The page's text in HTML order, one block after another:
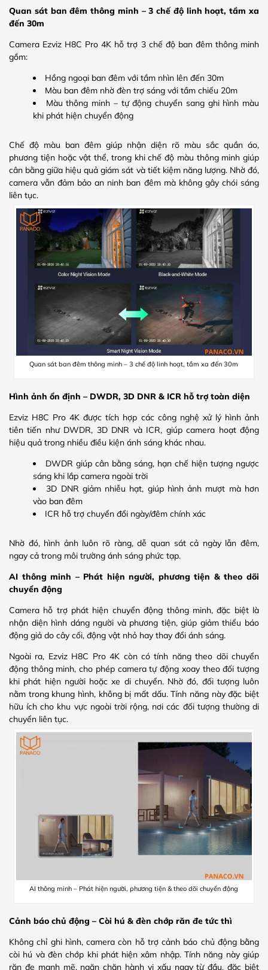
Quan sát ban đêm thông minh – 3 chế độ linh hoạt, tầm xa
đến 30m
Camera Ezviz H8C Pro 4K hỗ trợ 3 chế độ ban đêm thông minh
gồm:
Hồng ngoại ban đêm với tầm nhìn lên đến 30m
Màu ban đêm nhờ đèn trợ sáng với tầm chiếu 20m
Màu thông minh – tự động chuyển sang ghi hình màu
khi phát hiện chuyển động
Chế độ màu ban đêm giúp nhận diện rõ màu sắc quần áo,
phương tiện hoặc vật thể, trong khi chế độ màu thông minh giúp
cân bằng giữa hiệu quả giám sát và tiết kiệm năng lượng. Nhờ đó,
camera vẫn đảm bảo an ninh ban đêm mà không gây chói sáng
liên tục.
Quan sát ban đêm thông minh – 3 chế độ linh hoạt, tầm xa đến 30m
Hình ảnh ổn định – DWDR, 3D DNR & ICR hỗ trợ toàn diện
Ezviz H8C Pro 4K được tích hợp các công nghệ xử lý hình ảnh
tiên tiến như DWDR, 3D DNR và ICR, giúp camera hoạt động
hiệu quả trong nhiều điều kiện ánh sáng khác nhau.
DWDR giúp cân bằng sáng, hạn chế hiện tượng ngược
sáng khi lắp camera ngoài trời
3D DNR giảm nhiễu hạt, giúp hình ảnh mượt mà hơn
vào ban đêm
ICR hỗ trợ chuyển đổi ngày/đêm chính xác
Nhờ đó, hình ảnh luôn rõ ràng, dễ quan sát cả ngày lẫn đêm,
ngay cả trong môi trường ánh sáng phức tạp.
AI thông minh – Phát hiện người, phương tiện & theo dõi
chuyển động
Camera hỗ trợ phát hiện chuyển động thông minh, đặc biệt là
nhận diện hình dáng người và phương tiện, giúp giảm thiểu báo
động giả do cây cối, động vật nhỏ hay thay đổi ánh sáng.
Ngoài ra, Ezviz H8C Pro 4K còn có tính năng theo dõi chuyển
động thông minh, cho phép camera tự động xoay theo đối tượng
khi phát hiện người hoặc xe di chuyển. Nhờ đó, đối tượng luôn
nằm trong khung hình, không bị mất dấu. Tính năng này đặc biệt
hữu ích cho khu vực ngoài trời rộng, nơi các đối tượng thường di
chuyển liên tục.
AI thông minh – Phát hiện người, phương tiện & theo dõi chuyển động
Cảnh báo chủ động – Còi hú & đèn chớp răn đe tức thì
Không chỉ ghi hình, camera còn hỗ trợ cảnh báo chủ động bằng
còi hú và đèn chớp khi phát hiện xâm nhập. Tính năng này giúp
răn đe mạnh mẽ, ngăn chặn hành vi xấu ngay từ đầu, đặc biệt